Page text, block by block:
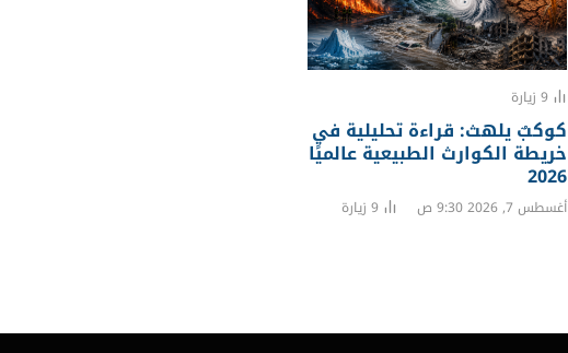
9 زيارة
كوكبٌ يلهث: قراءة تحليلية في
خريطة الكوارث الطبيعية عالميًا
2026
أغسطس 7, 2026 9:30 ص 9 زيارة